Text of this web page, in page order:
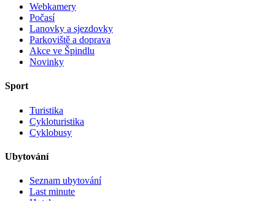
Webkamery
Počasí
Lanovky a sjezdovky
Parkoviště a doprava
Akce ve Špindlu
Novinky
Sport
Turistika
Cykloturistika
Cyklobusy
Ubytování
Seznam ubytování
Last minute